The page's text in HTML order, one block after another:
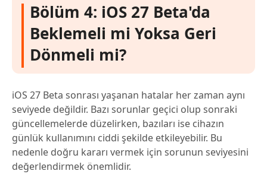
Bölüm 4: iOS 27 Beta'da
Beklemeli mi Yoksa Geri
Dönmeli mi?
iOS 27 Beta sonrası yaşanan hatalar her zaman aynı
seviyede değildir. Bazı sorunlar geçici olup sonraki
güncellemelerde düzelirken, bazıları ise cihazın
günlük kullanımını ciddi şekilde etkileyebilir. Bu
nedenle doğru kararı vermek için sorunun seviyesini
değerlendirmek önemlidir.